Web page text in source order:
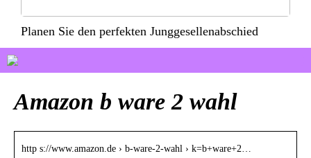
Planen Sie den perfekten Junggesellenabschied
Amazon b ware 2 wahl
http s://www.amazon.de › b-ware-2-wahl › k=b+ware+2…